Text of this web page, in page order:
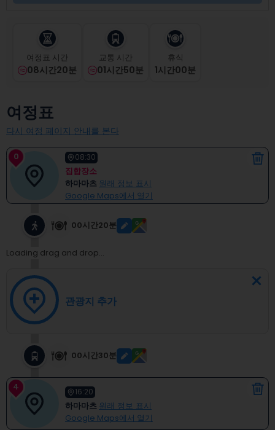
question
to
get
the
keyboard
shortcuts
for
changing
여정표 시간
08시간20분
교통 시간
01시간50분
휴식
1시간00분
여정표
다시 여정 페이지 안내를 본다
0 08:30
집합장소
하마마츠 원래 정보 표시
Google Maps에서 열기
00시간20분
Loading drag and drop...
관광지 추가
00시간30분
4 16:20
하마마츠 원래 정보 표시
Google Maps에서 열기